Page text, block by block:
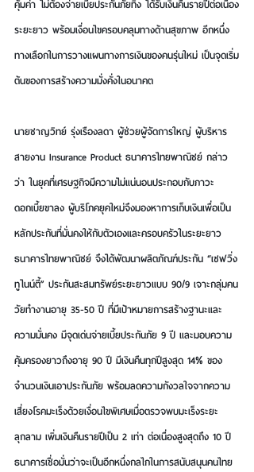
คุ้มค่า ไม่ต้องจ่ายเบี้ยประกันภัยทิ้ง ได้รับเงินคืนรายปีต่อเนื่อง
ระยะยาว พร้อมเงื่อนไขครอบคลุมทางด้านสุขภาพ อีกหนึ่ง
ทางเลือกในการวางแผนทางการเงินของคนรุ่นใหม่ เป็นจุดเริ่ม
ต้นของการสร้างความมั่งคั่งในอนาคต
นายชาญวิทย์ รุ่งเรืองลดา ผู้ช่วยผู้จัดการใหญ่ ผู้บริหาร
สายงาน Insurance Product ธนาคารไทยพาณิชย์ กล่าว
ว่า ในยุคที่เศรษฐกิจมีความไม่แน่นอนประกอบกับภาวะ
ดอกเบี้ยขาลง ผู้บริโภคยุคใหม่จึงมองหาการเก็บเงินเพื่อเป็น
หลักประกันที่มั่นคงให้กับตัวเองและครอบครัวในระยะยาว
ธนาคารไทยพาณิชย์ จึงได้พัฒนาผลิตภัณฑ์ประกัน “เซฟวิ่ง
ทูไนน์ตี้” ประกันสะสมทรัพย์ระยะยาวแบบ 90/9 เจาะกลุ่มคน
วัยทำงานอายุ 35-50 ปี ที่มีเป้าหมายการสร้างฐานะและ
ความมั่นคง มีจุดเด่นจ่ายเบี้ยประกันภัย 9 ปี และมอบความ
คุ้มครองยาวถึงอายุ 90 ปี มีเงินคืนทุกปีสูงสุด 14% ของ
จำนวนเงินเอาประกันภัย พร้อมลดความกังวลใจจากความ
เสี่ยงโรคมะเร็งด้วยเงื่อนไขพิเศษเมื่อตรวจพบมะเร็งระยะ
ลุกลาม เพิ่มเงินคืนรายปีเป็น 2 เท่า ต่อเนื่องสูงสุดถึง 10 ปี
ธนาคารเชื่อมั่นว่าจะเป็นอีกหนึ่งกลไกในการสนับสนุนคนไทย